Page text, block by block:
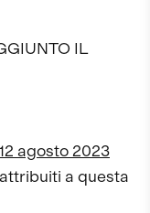
IL
12 agosto 2023
a questa